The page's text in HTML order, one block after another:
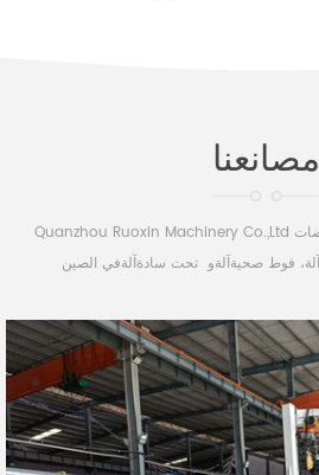
مصانعنا
Quanzhou Ruoxin Machinery Co.,Ltd هو خيارك الأفضل لماكينة حفاضات